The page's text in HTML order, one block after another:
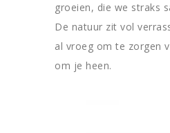
groeien, die we straks
De natuur zit vol
al vroeg om te zorgen
om je heen.